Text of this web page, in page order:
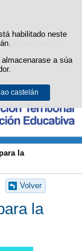
a navegación e
e satisfacción.
do nosoaviso legal.
habilitado neste
a súa
castelán
la
Volver
la